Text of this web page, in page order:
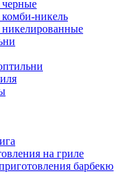
черные
никель
на гриле
барбекю